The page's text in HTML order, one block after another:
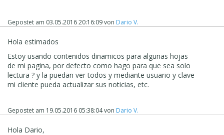
Gepostet am 03.05.2016 20:16:09von Dario V.
Hola estimados
Estoy usando contenidos dinamicos para algunas hojas
de mi pagina, por defecto como hago para que sea solo
lectura ? y la puedan ver todos y mediante usuario y clave
mi cliente pueda actualizar sus noticias, etc.
Gepostet am 19.05.2016 05:38:04von Dario V.
Hola Dario,